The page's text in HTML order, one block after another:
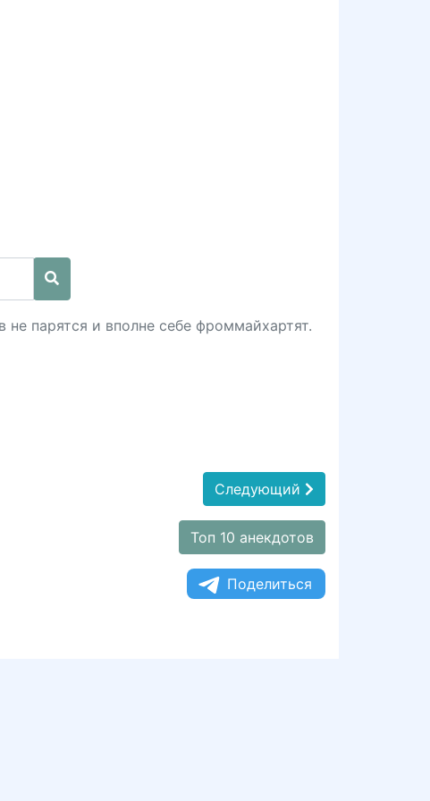
парятся и вполне себе фроммайхартят.
Следующий
Топ 10 анекдотов
Поделиться